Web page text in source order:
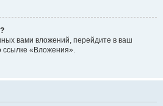
вами вложений, перейдите в ваш
ссылке «Вложения».